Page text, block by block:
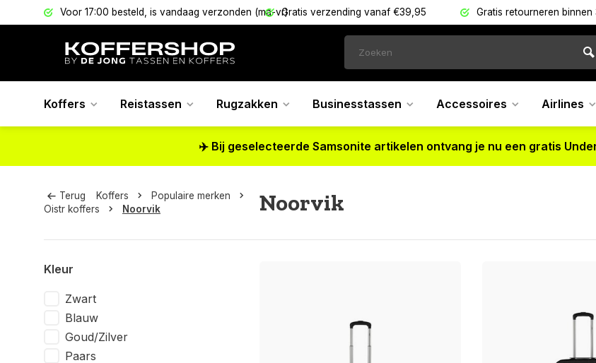
Voor 17:00 besteld, is vandaag verzonden (ma-vr)Gratis verzending vanaf €39,95 Gratis retourneren binnen
Koffers Reistassen Rugzakken Businesstassen Accessoires Airlines
✈️ Bij geselecteerde Samsonite artikelen ontvang je nu een gratis
Terug Koffers
Populaire merken
Oistr koffers
Noorvik Noorvik
Kleur
Zwart
Blauw
Goud/Zilver
Paars